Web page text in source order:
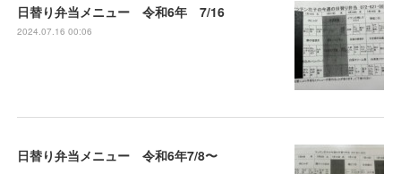
日替り弁当メニュー 令和6年 7/16
2024.07.16 00:06
日替り弁当メニュー 令和6年7/8〜